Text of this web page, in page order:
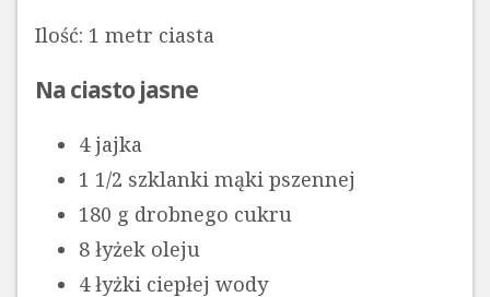
Ilość: 1 metr ciasta
Na ciasto jasne
4 jajka
1 1/2 szklanki mąki pszennej
180 g drobnego cukru
8 łyżek oleju
4 łyżki ciepłej wody